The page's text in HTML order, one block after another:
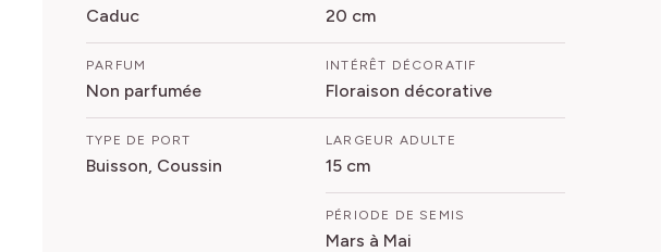
Caduc
PARFUM
Non parfumée
TYPE DE PORT
Buisson, Coussin
20 cm
INTÉRÊT DÉCORATIF
Floraison décorative
LARGEUR ADULTE
15 cm
PÉRIODE DE SEMIS
Mars à Mai